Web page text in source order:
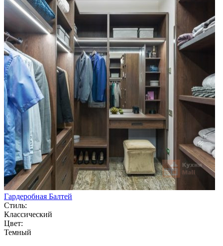
Гардеробная Балтей
Стиль:
Классический
Цвет:
Темный